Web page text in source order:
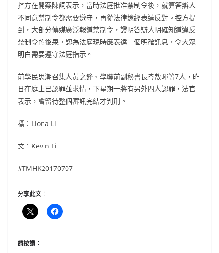
控方在開案陳詞表示，當時法庭批准禁制令後，就算答辯人
不同意禁制令都需要遵守，再從法律途經表達反對。控方提
到，大部分傳媒廣泛報道禁制令，證明答辯人明確知道違反
禁制令的後果，認為法庭現時應表達一個明確訊息，令大眾
明白需要遵守法庭指示。
前學民思潮召集人黃之鋒、學聯前副秘書長岑敖暉等7人，昨
日在庭上已認罪並求情，下星期一將有另外四人認罪，法官
表示，會留待整個審訊完結才判刑。
攝： Liona Li
文： Kevin Li
#TMHK20170707
分享此文：
請按讚：